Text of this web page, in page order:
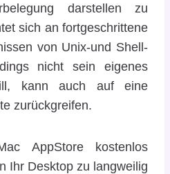
darstellen zu
sich an fortgeschrittene
von Unix-und Shell-
nicht sein eigenes
kann auch auf eine
zurückgreifen.
AppStore kostenlos
Ihr Desktop zu langweilig